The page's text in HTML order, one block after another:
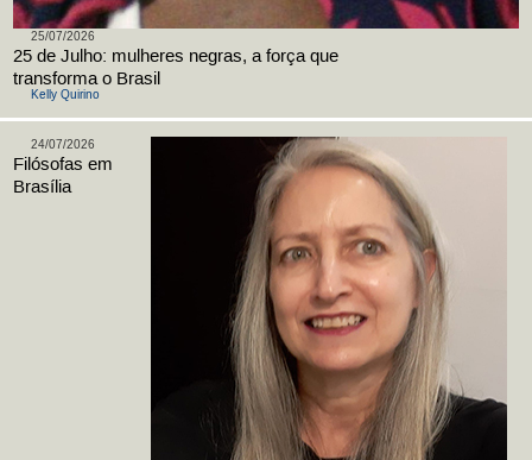
Kelly Quirino
25/07/2026
25 de Julho: mulheres negras, a força que
transforma o Brasil
24/07/2026
Filósofas em
Brasília